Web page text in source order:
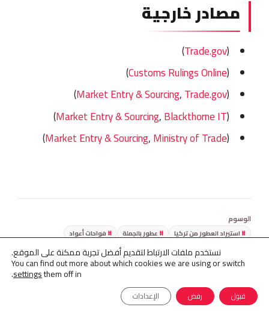
مصادر خارجية
(
Trade.gov
)
(
Customs Rulings Online
)
(
Market Entry & Sourcing,Trade.gov
)
(
Market Entry & Sourcing,Blackthorne IT
)
(
Market Entry & Sourcing,Ministry of Trade
)
الوسوم
استيراد العطور من تركيا
عطور بالجملة
فواحات أعواد
معطرات الجونستخدم ملفات الارتباط لتقديم أفضل تجربة ممكنة على الموقع.
You can find out more about which cookies we are using or switch
them off in
settings
.
قبول رفض الإعدادات